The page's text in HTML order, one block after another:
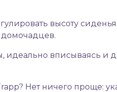
высоту
вписываясь и
Нет ничего проще: